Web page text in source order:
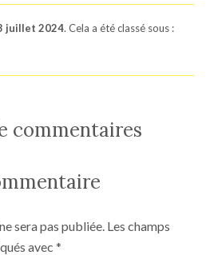
juillet 2024. Cela a été classé sous :
commentaires
sera pas publiée. Les champs
avec *